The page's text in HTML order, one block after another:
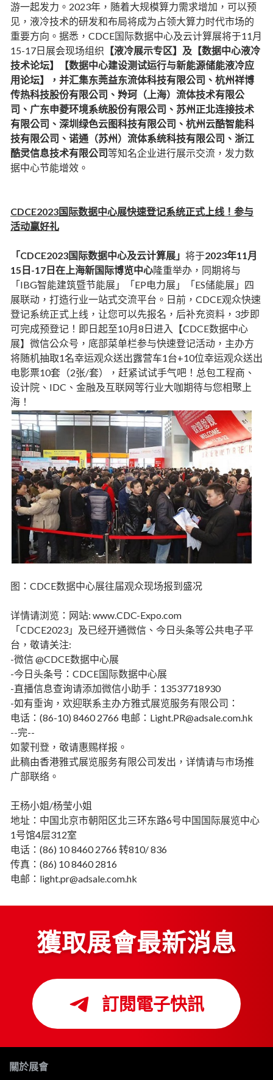
游一起发力。2023年，随着大规模算力需求增加，可以预
见，液冷技术的研发和布局将成为占领大算力时代市场的
重要方向。据悉，CDCE国际数据中心及云计算展将于11月
15-17日展会现场组织 【液冷展示专区】及【数据中心液冷
技术论坛】【数据中心建设测试运行与新能源储能液冷应
用论坛】，并汇集东莞益东流体科技有限公司、杭州祥博
传热科技股份有限公司、羚珂（上海）流体技术有限公
司、广东申菱环境系统股份有限公司、苏州正北连接技术
有限公司、深圳绿色云图科技有限公司、杭州云酷智能科
技有限公司、诺通（苏州）流体系统科技有限公司、浙江
酷灵信息技术有限公司等知名企业进行展示交流，发力数
据中心节能增效。
CDCE2023国际数据中心展快速登记系统正式上线！参与
活动赢好礼
「CDCE2023国际数据中心及云计算展」 将于2023年11月
15日-17日在上海新国际博览中心隆重举办，同期将与
「IBG智能建筑暨节能展」「EP电力展」「ES储能展」四
展联动，打造行业一站式交流平台。日前，CDCE观众快速
登记系统正式上线，让您可以先报名，后补充资料，3步即
可完成预登记！即日起至10月8日进入【CDCE数据中心
展】微信公众号，底部菜单栏参与快速登记活动，主办方
将随机抽取1名幸运观众送出露营车1台+10位幸运观众送出
电影票10套（2张/套），赶紧试试手气吧！总包工程商、
设计院、IDC、金融及互联网等行业大咖期待与您相聚上
海！
图：CDCE数据中心展往届观众现场报到盛况
详情请浏览：网站: www.CDC-Expo.com
「CDCE2023」及已经开通微信、今日头条等公共电子平
台，敬请关注:
-微信 @CDCE数据中心展
-今日头条号：CDCE国际数据中心展
-直播信息查询请添加微信小助手：13537718930
-如有垂询，欢迎联系主办方雅式展览服务有限公司：
电话：(86-10) 8460 2766 电邮：Light.PR@adsale.com.hk
--完--
如蒙刊登，敬请惠赐样报。
此稿由香港雅式展览服务有限公司发出，详情请与市场推
广部联络。
王杨小姐/杨莹小姐
地址：中国北京市朝阳区北三环东路6号中国国际展览中心
1号馆4层312室
电话：(86) 10 8460 2766 转810/ 836
传真：(86) 10 8460 2816
电邮：light.pr@adsale.com.hk
獲取展會最新消息
訂閱電子快訊
關於展會